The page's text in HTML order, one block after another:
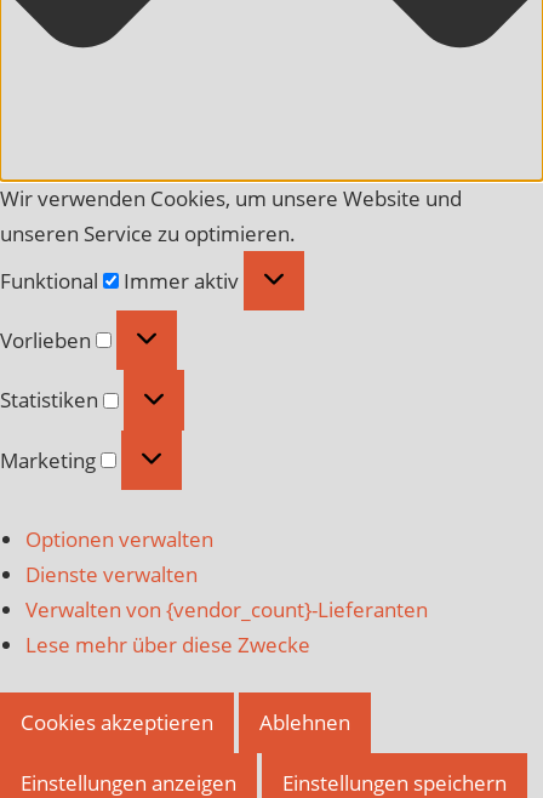
Wir verwenden Cookies, um unsere Website und
unseren Service zu optimieren.
Funktional
Funktional
Immer aktiv
Vorlieben Vorlieben
Statistiken Statistiken
Marketing Marketing
Optionen verwalten
Dienste verwalten
Verwalten von {vendor_count}-Lieferanten
Lese mehr über diese Zwecke
Cookies akzeptieren Ablehnen
Einstellungen anzeigen
Einstellungen speichern